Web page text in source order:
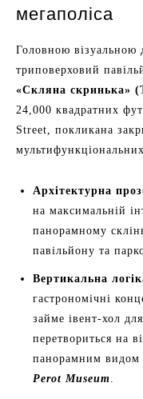
мегаполіса
Головною візуальною
триповерховий
«Скляна скринька»
24,000 квадратних
Street, покликана
Архітектурна
на максимальній
панорамному
павільйону та
Вертикальна
гастрономічні
займе івент-хол
перетвориться на
панорамним видом
Perot Museum